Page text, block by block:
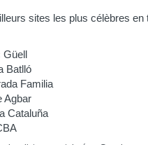
sites les plus célèbres
Güell
Batlló
Familia
Agbar
Cataluña